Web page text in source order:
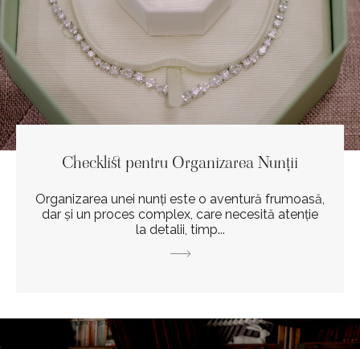
Checklist pentru Organizarea Nunții
Organizarea unei nunți este o aventură frumoasă,
dar și un proces complex, care necesită atenție
la detalii, timp...